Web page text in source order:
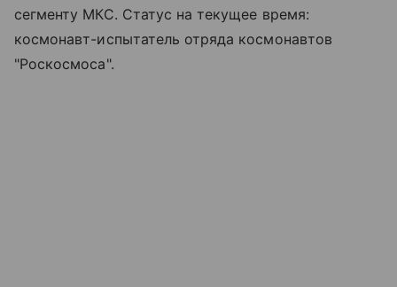
сегменту МКС. Статус на текущее время:
космонавт-испытатель отряда космонавтов
"Роскосмоса".